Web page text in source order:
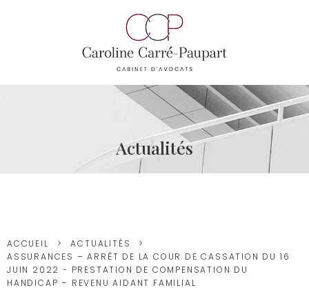
Actualités
ACCUEIL
ACTUALITÉS
ASSURANCES – ARRÊT DE LA COUR DE CASSATION DU 16
JUIN 2022 - PRESTATION DE COMPENSATION DU
HANDICAP – REVENU AIDANT FAMILIAL